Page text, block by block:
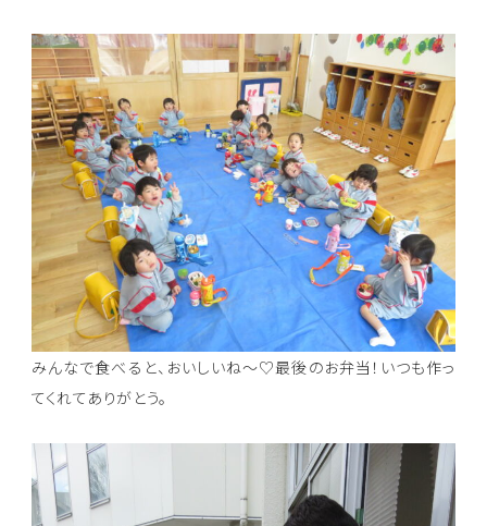
みんなで食べると、おいしいね～♡最後のお弁当！いつも作っ
てくれてありがとう。